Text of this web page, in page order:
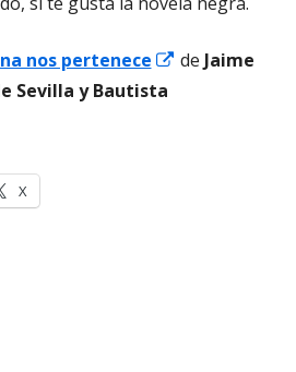
nos pertenece
Abrir
de Jaime
Sevilla y Bautista
X
en